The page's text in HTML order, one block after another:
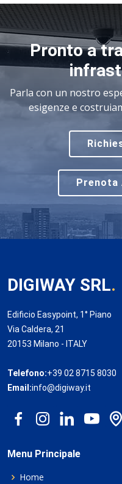
Pronto a
Parla con un nostro
esigenze e
Prenota
DIGIWAY SRL.
Edificio Easypoint, 1° Piano
Via Caldera, 21
20153 Milano - ITALY
Telefono:+39 02 8715 8030
Email:info@digiway.it
Menu Principale
Home